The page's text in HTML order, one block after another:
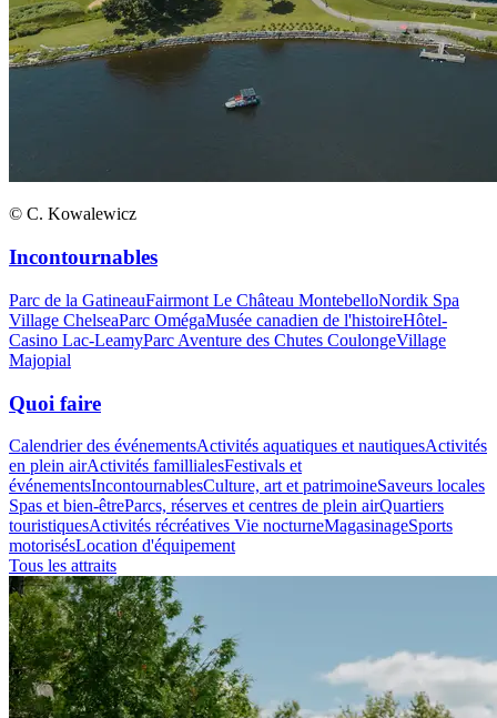
© C. Kowalewicz
Incontournables
Parc de la GatineauFairmont Le Château MontebelloNordik Spa
Village ChelseaParc OmégaMusée canadien de l'histoireHôtel-
Casino Lac-LeamyParc Aventure des Chutes CoulongeVillage
Majopial
Quoi faire
Calendrier des événementsActivités aquatiques et nautiquesActivités
en plein airActivités famillialesFestivals et
événementsIncontournablesCulture, art et patrimoineSaveurs locales
Spas et bien-êtreParcs, réserves et centres de plein airQuartiers
touristiquesActivités récréatives Vie nocturneMagasinageSports
motorisésLocation d'équipement
Tous les attraits